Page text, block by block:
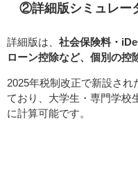
②詳細版シミュレー
詳細版は、 社会保険料・
ローン控除など、個別の控
2025年税制改正で新設され
ており、大学生・専門学校
に計算可能です。